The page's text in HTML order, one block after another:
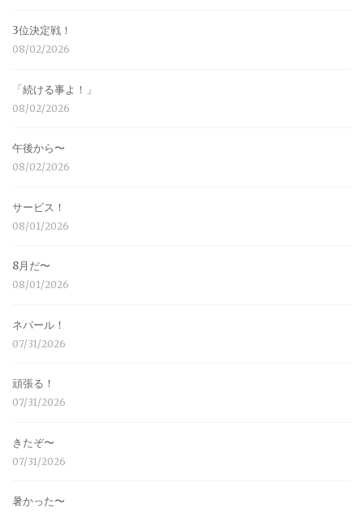
3位決定戦！
08/02/2026
「続ける事よ！」
08/02/2026
午後から〜
08/02/2026
サービス！
08/01/2026
8月だ〜
08/01/2026
ネパール！
07/31/2026
頑張る！
07/31/2026
きたぞ〜
07/31/2026
暑かった〜